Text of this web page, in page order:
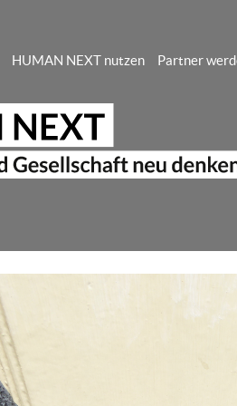
HUMAN NEXT nutzen Partner